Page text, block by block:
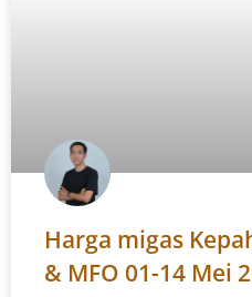
Harga migas
& MFO 01-14 Mei